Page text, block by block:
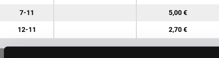
7-11 5,00 €
12-11 2,70 €